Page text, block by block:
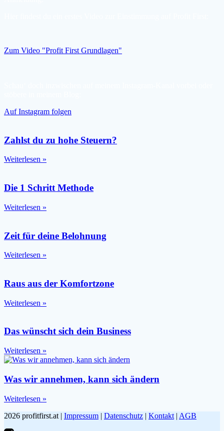
Zum Video "Profit First Grundlagen"
Auf Instagram folgen
Zahlst du zu hohe Steuern?
Weiterlesen »
Die 1 Schritt Methode
Weiterlesen »
Zeit für deine Belohnung
Weiterlesen »
Raus aus der Komfortzone
Weiterlesen »
Das wünscht sich dein Business
Weiterlesen »
Was wir annehmen, kann sich ändern
Weiterlesen »
2026 profitfirst.at | Impressum | Datenschutz | Kontakt | AGB